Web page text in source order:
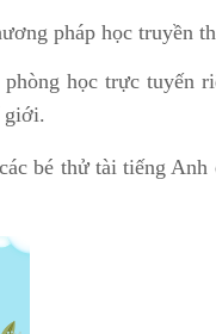
pháp học truyền
học trực tuyến
giới.
bé thử tài tiếng Anh